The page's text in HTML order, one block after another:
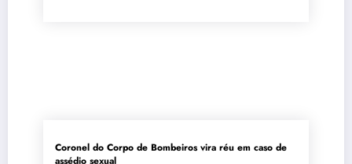
Coronel do Corpo de Bombeiros vira réu em caso de
assédio sexual